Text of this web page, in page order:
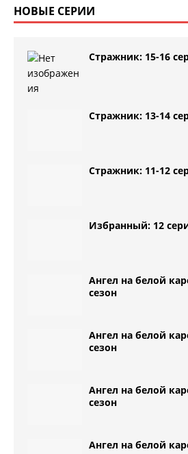
НОВЫЕ СЕРИИ
Стражник: 15-16
Стражник: 13-14
Стражник: 11-12
Избранный: 12
Ангел на белой
сезон
Ангел на белой
сезон
Ангел на белой
сезон
Ангел на белой